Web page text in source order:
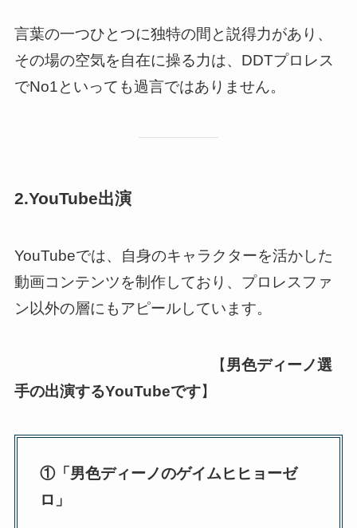
言葉の一つひとつに独特の間と説得力があり、
その場の空気を自在に操る力は、DDTプロレス
でNo1といっても過言ではありません。
2.YouTube出演
YouTubeでは、自身のキャラクターを活かした
動画コンテンツを制作しており、プロレスファ
ン以外の層にもアピールしています。
【男色ディーノ選
手の出演するYouTubeです】
①「男色ディーノのゲイムヒヒョーゼ
ロ」